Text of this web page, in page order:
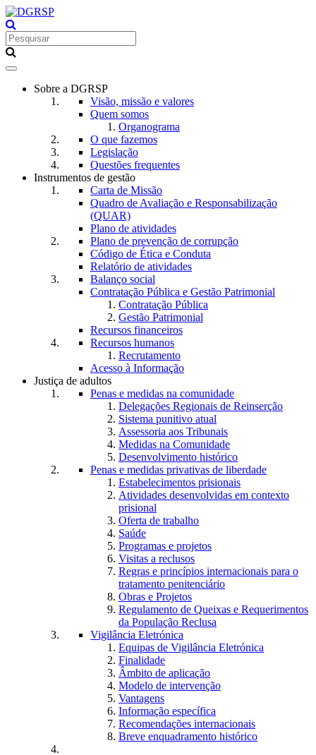
Toggle
navigationSobre a DGRSP
Visão, missão e valores
Quem somos
Organograma
O que fazemos
Legislação
Questões frequentes
Instrumentos de gestão
Carta de Missão
Quadro de Avaliação e Responsabilização
(QUAR)
Plano de atividades
Plano de prevenção de corrupção
Código de Ética e Conduta
Relatório de atividades
Balanço social
Contratação Pública e Gestão Patrimonial
Contratação Pública
Gestão Patrimonial
Recursos financeiros
Recursos humanos
Recrutamento
Acesso à Informação
Justiça de adultos
Penas e medidas na comunidade
Delegações Regionais de Reinserção
Sistema punitivo atual
Assessoria aos Tribunais
Medidas na Comunidade
Desenvolvimento histórico
Penas e medidas privativas de liberdade
Estabelecimentos prisionais
Atividades desenvolvidas em contexto
prisional
Oferta de trabalho
Saúde
Programas e projetos
Visitas a reclusos
Regras e princípios internacionais para o
tratamento penitenciário
Obras e Projetos
Regulamento de Queixas e Requerimentos
da População Reclusa
Vigilância Eletrónica
Equipas de Vigilância Eletrónica
Finalidade
Âmbito de aplicação
Modelo de intervenção
Vantagens
Informação específica
Recomendações internacionais
Breve enquadramento histórico